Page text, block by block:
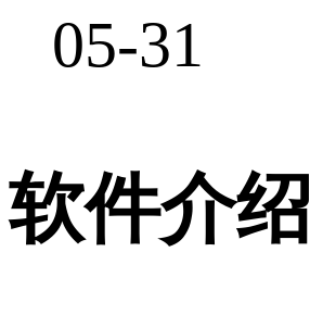
05-31
软件介绍